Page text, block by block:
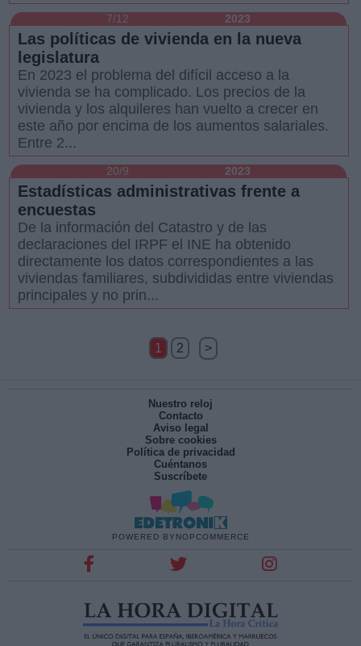
7/12 2023
Las políticas de vivienda en la nueva
legislatura
En 2023 el problema del difícil acceso a la
vivienda se ha complicado. Los precios de la
vivienda y los alquileres han vuelto a crecer en
este año por encima de los aumentos salariales.
Entre 2...
20/9 2023
Estadísticas administrativas frente a
encuestas
De la información del Catastro y de las
declaraciones del IRPF el INE ha obtenido
directamente los datos correspondientes a las
viviendas familiares, subdivididas entre viviendas
principales y no prin...
1 2 >
Nuestro reloj
Contacto
Aviso legal
Sobre cookies
Política de privacidad
Cuéntanos
Suscríbete
POWERED BY NOPCOMMERCE